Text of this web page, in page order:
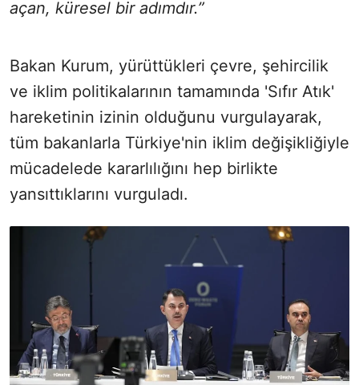
açan, küresel bir adımdır.”
Bakan Kurum, yürüttükleri çevre, şehircilik
ve iklim politikalarının tamamında 'Sıfır Atık'
hareketinin izinin olduğunu vurgulayarak,
tüm bakanlarla Türkiye'nin iklim değişikliğiyle
mücadelede kararlılığını hep birlikte
yansıttıklarını vurguladı.